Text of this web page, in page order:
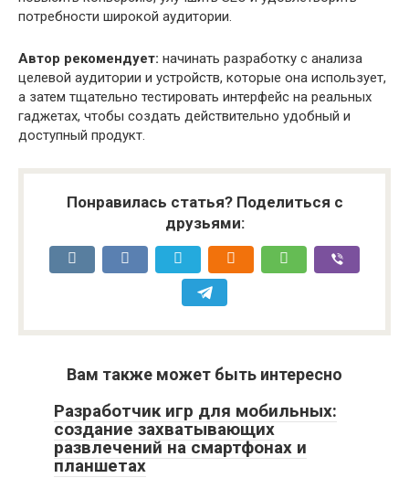
потребности широкой аудитории.
Автор рекомендует: начинать разработку с анализа
целевой аудитории и устройств, которые она использует,
а затем тщательно тестировать интерфейс на реальных
гаджетах, чтобы создать действительно удобный и
доступный продукт.
Понравилась статья? Поделиться с
друзьями:
Вам также может быть интересно
Разработчик игр для мобильных:
создание захватывающих
развлечений на смартфонах и
планшетах